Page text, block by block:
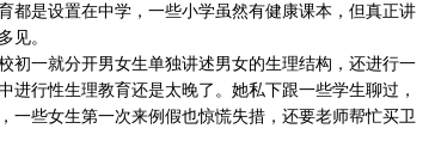
是设置在中学，一些小学虽然有健康课本，但真正讲
见。
一就分开男女生单独讲述男女的生理结构，还进行一
进行性生理教育还是太晚了。她私下跟一些学生聊过，
一些女生第一次来例假也惊慌失措，还要老师帮忙买卫